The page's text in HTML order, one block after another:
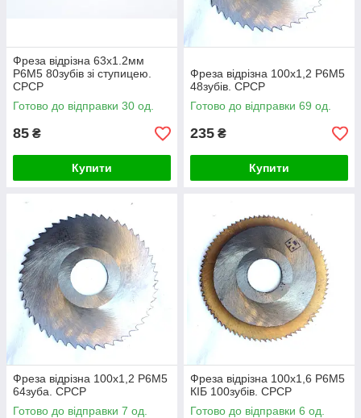
Фреза відрізна 63х1.2мм
Р6М5 80зубів зі ступицею.
СРСР
Готово до відправки 30 од.
85 ₴
Купити
Фреза відрізна 100х1,2 Р6М5
48зубів. СРСР
Готово до відправки 69 од.
235 ₴
Купити
Фреза відрізна 100х1,2 Р6М5
64зуба. СРСР
Готово до відправки 7 од.
Фреза відрізна 100х1,6 Р6М5
КІБ 100зубів. СРСР
Готово до відправки 6 од.